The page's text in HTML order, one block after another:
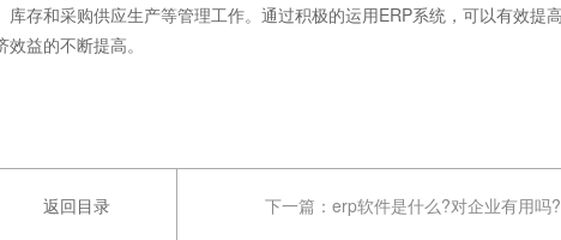
存和采购供应生产等管理工作。通过积极的运用ERP系统，可以有效提
益的不断提高。
返回目录 下一篇： erp软件是什么?对企业有用吗?